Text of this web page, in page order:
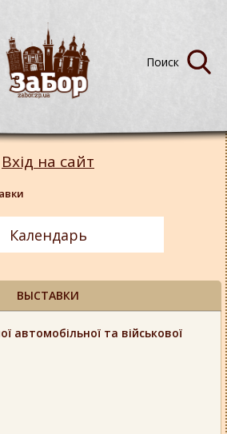
ВЫСТАВКИ
автомобільної та військової
Вхід на сайт
Календарь